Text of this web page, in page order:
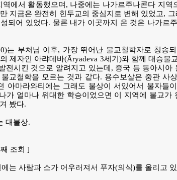
에서 활동했으며, 나중에는 나가르주나콘다 지역
지금은 완전히 힌두교의 중심지로 변해 있었고, 그
되어 있었다. 물론 내가 이곳까지 온 것은 나가르
는 부처님 이후, 가장 뛰어난 불교철학자로 칭송
제자인 아랴데바(Āryadeva 3세기)와 함께 대승불
전시킨 것으로 알려지고 있는데, 중국 등 동아시아
교철학을 모르는 것과 같다. 용수보살은 중관 사
아마라와티에는 그래도 불상이 서있어서 불자들
가 얼마나 위대한 학승이었으면 이 지역에 불교가
봤다.
대불상.
조회 ]
는 사람과 소가 어우러져서 푸자(의식)를 올리고